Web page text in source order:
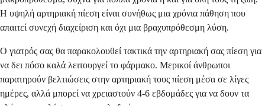
Η υψηλή αρτηριακή πίεση είναι συνήθως μια χρόνια πάθηση που
απαιτεί συνεχή διαχείριση και όχι μια βραχυπρόθεσμη λύση.
Ο γιατρός σας θα παρακολουθεί τακτικά την αρτηριακή σας πίεση για
να δει πόσο καλά λειτουργεί το φάρμακο. Μερικοί άνθρωποι
παρατηρούν βελτιώσεις στην αρτηριακή τους πίεση μέσα σε λίγες
ημέρες, αλλά μπορεί να χρειαστούν 4-6 εβδομάδες για να δουν τα